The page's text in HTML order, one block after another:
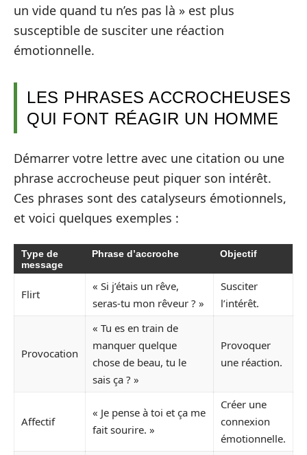
un vide quand tu n’es pas là » est plus
susceptible de susciter une réaction
émotionnelle.
LES PHRASES ACCROCHEUSES
QUI FONT RÉAGIR UN HOMME
Démarrer votre lettre avec une citation ou une
phrase accrocheuse peut piquer son intérêt.
Ces phrases sont des catalyseurs émotionnels,
et voici quelques exemples :
Type de
message
Phrase d’accroche Objectif
Flirt
« Si j’étais un rêve,
seras-tu mon rêveur ? »
Susciter
l’intérêt.
Provocation
« Tu es en train de
manquer quelque
chose de beau, tu le
sais ça ? »
Provoquer
une réaction.
Affectif
« Je pense à toi et ça me
fait sourire. »
Créer une
connexion
émotionnelle.